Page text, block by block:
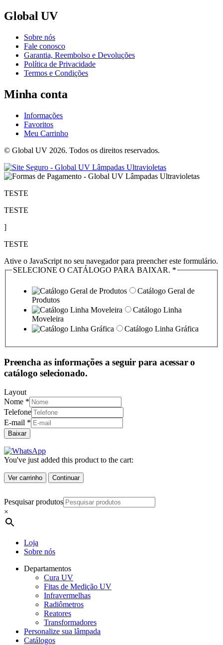
Global UV
Sobre nós
Fale conosco
Garantia, Reembolso e Devoluções
Política de Privacidade
Termos e Condições
Minha conta
Informações
Favoritos
Meu Carrinho
© Global UV 2026. Todos os direitos reservados.
TESTE
TESTE
]
TESTE
Ative o JavaScript no seu navegador para preencher este formulário.
SELECIONE O CATÁLOGO PARA BAIXAR. *
Catálogo Geral de
Produtos
Catálogo Linha
Moveleira
Catálogo Linha Gráfica
Preencha as informações a seguir para acessar o
catálogo selecionado.
Layout
Nome *
Telefone
E-mail *
Baixar
You've just added this product to the cart:
Ver carrinho Continuar
Pesquisar produtos
×
Loja
Sobre nós
Departamentos
Cura UV
Fitas de Medição UV
Infravermelhas
Radiômetros
Reatores
Transformadores
Personalize sua lâmpada
Catálogos